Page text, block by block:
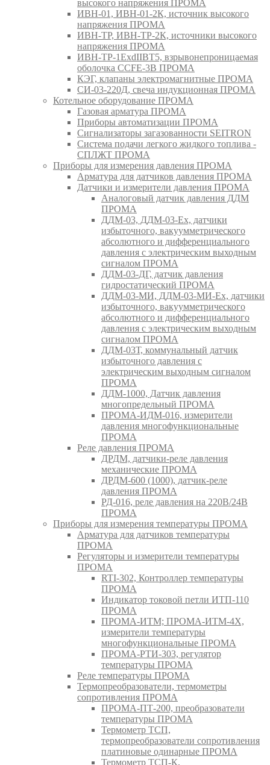
высокого напряжения ПРОМА
ИВН-01, ИВН-01-2К, источник высокого
напряжения ПРОМА
ИВН-ТР, ИВН-ТР-2К, источники высокого
напряжения ПРОМА
ИВН-ТР-1ExdIIBT5, взрывонепроницаемая
оболочка CCFE-3B ПРОМА
КЭГ, клапаны электромагнитные ПРОМА
СИ-03-220Д, свеча индукционная ПРОМА
Котельное оборудование ПРОМА
Газовая арматура ПРОМА
Приборы автоматизации ПРОМА
Сигнализаторы загазованности SEITRON
Система подачи легкого жидкого топлива -
СПЛЖТ ПРОМА
Приборы для измерения давления ПРОМА
Арматура для датчиков давления ПРОМА
Датчики и измерители давления ПРОМА
Аналоговый датчик давления ДДМ
ПРОМА
ДДМ-03, ДДМ-03-Ех, датчики
избыточного, вакуумметрического
абсолютного и дифференциального
давления с электрическим выходным
сигналом ПРОМА
ДДМ-03-ДГ, датчик давления
гидростатический ПРОМА
ДДМ-03-МИ, ДДМ-03-МИ-Ех, датчики
избыточного, вакуумметрического
абсолютного и дифференциального
давления с электрическим выходным
сигналом ПРОМА
ДДМ-03Т, коммунальный датчик
избыточного давления с
электрическим выходным сигналом
ПРОМА
ДДМ-1000, Датчик давления
многопредельный ПРОМА
ПРОМА-ИДМ-016, измерители
давления многофункциональные
ПРОМА
Реле давления ПРОМА
ДРДМ, датчики-реле давления
механические ПРОМА
ДРДМ-600 (1000), датчик-реле
давления ПРОМА
РД-016, реле давления на 220В/24В
ПРОМА
Приборы для измерения температуры ПРОМА
Арматура для датчиков температуры
ПРОМА
Регуляторы и измерители температуры
ПРОМА
RTI-302, Контроллер температуры
ПРОМА
Индикатор токовой петли ИТП-110
ПРОМА
ПРОМА-ИТМ; ПРОМА-ИТМ-4Х,
измерители температуры
многофункциональные ПРОМА
ПРОМА-РТИ-303, регулятор
температуры ПРОМА
Реле температуры ПРОМА
Термопреобразователи, термометры
сопротивления ПРОМА
ПРОМА-ПТ-200, преобразователи
температуры ПРОМА
Термометр ТСП,
термопреобразователи сопротивления
платиновые одинарные ПРОМА
Термометр ТСП-К,